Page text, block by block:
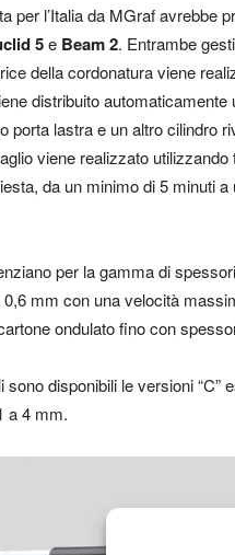
per l’Italia da MGraf avrebbe
5e Beam 2. Entrambe
della cordonatura viene
distribuito
porta lastra e un altro cilindro
viene realizzato
da un minimo di 5 minuti
per la gamma di
mm con una velocità
ondulato fino con
sono disponibili le versioni
a 4 mm.